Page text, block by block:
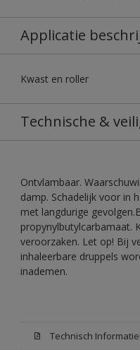
Applicatie
Kwast en roller
Technische &
Ontvlambaar.
damp. Schadelijk voor in
met langdurige
propynylbutylcarbamaat.
veroorzaken. Let op! Bij
inhaleerbare druppels
inademen.
Technisch